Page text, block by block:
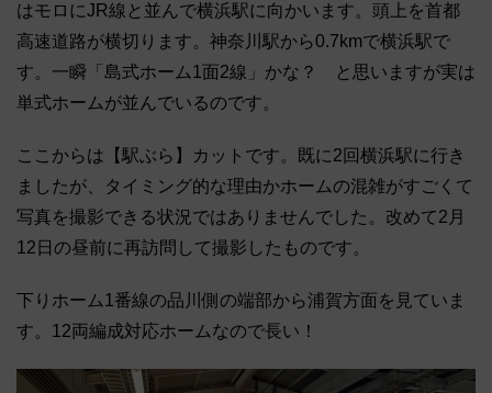
はモロにJR線と並んで横浜駅に向かいます。頭上を首都
高速道路が横切ります。神奈川駅から0.7kmで横浜駅で
す。一瞬「島式ホーム1面2線」かな？ と思いますが実は
単式ホームが並んでいるのです。
ここからは【駅ぶら】カットです。既に2回横浜駅に行き
ましたが、タイミング的な理由かホームの混雑がすごくて
写真を撮影できる状況ではありませんでした。改めて2月
12日の昼前に再訪問して撮影したものです。
下りホーム1番線の品川側の端部から浦賀方面を見ていま
す。12両編成対応ホームなので長い！